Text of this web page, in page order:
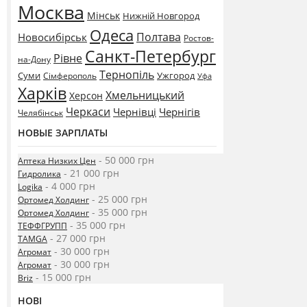
Москва Мінськ Нижній Новгород
Новосибірськ Одеса Полтава Ростов-
на-Дону Рівне Санкт-Петербург
Суми Сімферополь Тернопіль Ужгород Уфа
Харків Херсон Хмельницький
Челябінськ Черкаси Чернівці Чернігів
НОВЫЕ ЗАРПЛАТЫ
Аптека Низких Цен - 50 000 грн
Гидролика - 21 000 грн
Logika - 4 000 грн
Ортомед Холдинг - 25 000 грн
Ортомед Холдинг - 35 000 грн
ТЕФФГРУПП - 35 000 грн
TAMGA - 27 000 грн
Агромат - 30 000 грн
Агромат - 30 000 грн
Briz - 15 000 грн
НОВІ